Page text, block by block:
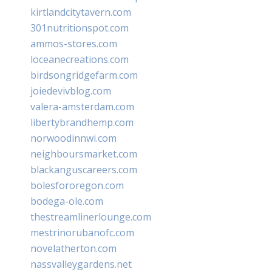
kirtlandcitytavern.com
301nutritionspot.com
ammos-stores.com
loceanecreations.com
birdsongridgefarm.com
joiedevivblog.com
valera-amsterdam.com
libertybrandhemp.com
norwoodinnwi.com
neighboursmarket.com
blackanguscareers.com
bolesfororegon.com
bodega-ole.com
thestreamlinerlounge.com
mestrinorubanofc.com
novelatherton.com
nassvalleygardens.net